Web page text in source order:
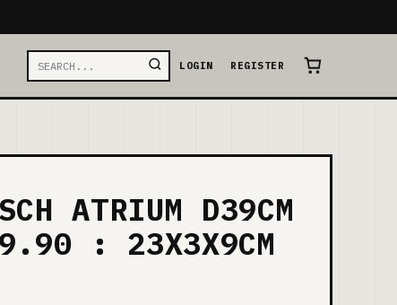
LOGIN REGISTER
ATRIUM D39CM
: 23X3X9CM